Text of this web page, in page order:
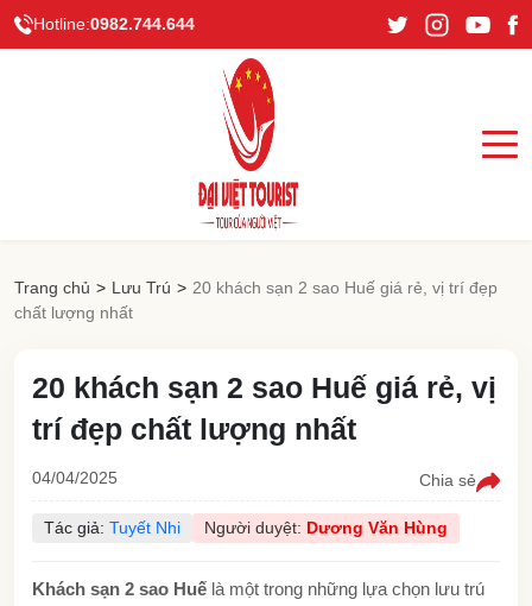
Hotline:0982.744.644
Trang chủ > Lưu Trú > 20 khách sạn 2 sao Huế giá rẻ, vị trí đẹp
chất lượng nhất
20 khách sạn 2 sao Huế giá rẻ, vị
trí đẹp chất lượng nhất
04/04/2025 Chia sẻ
Tác giả: Tuyết Nhi Người duyệt: Dương Văn Hùng
Khách sạn 2 sao Huế là một trong những lựa chọn lưu trú